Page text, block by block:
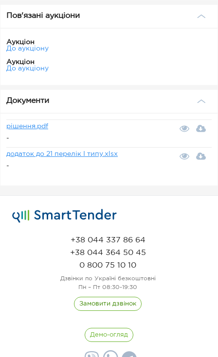
Пов'язані аукціони
Аукціон
До аукціону
Аукціон
До аукціону
Документи
рішення.pdf
-
додаток до 21 перелік І типу.xlsx
-
+38 044 337 86 64
+38 044 364 50 45
0 800 75 10 10
Дзвінки по Україні безкоштовні
Пн – Пт 08:30-19:30
Замовити дзвінок
Демо-огляд